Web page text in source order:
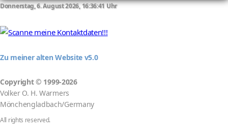
Donnerstag, 6. August 2026, 16:36:41 Uhr
Zu meiner alten Website v5.0
Copyright© 1999-2026
Volker O. H. Warmers
Mönchengladbach/Germany
All rights reserved.